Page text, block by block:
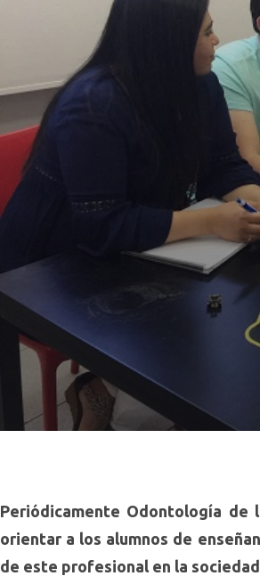
Periódicamente Odontología de
orientar a los alumnos de
de este profesional en la